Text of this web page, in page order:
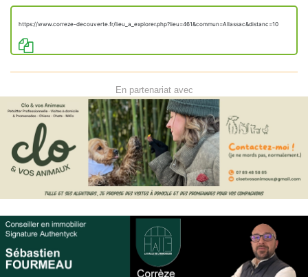
https://www.correze-decouverte.fr/lieu_a_explorer.php?lieu=461&commun=Allassac&distanc=10
En partenariat avec